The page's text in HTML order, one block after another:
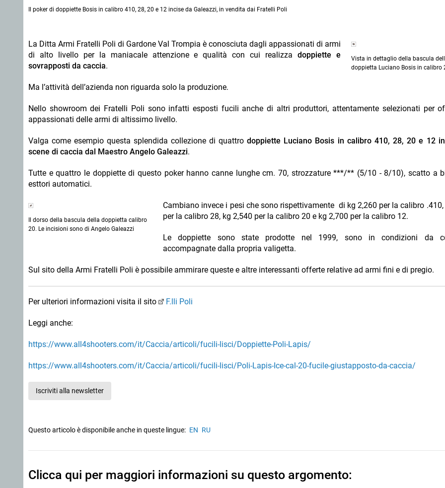
Il poker di doppiette Bosis in calibro 410, 28, 20 e 12 incise da Galeazzi, in vendita dai Fratelli Poli
Vista in dettaglio della bascula
doppietta Luciano Bosis in calibro
La Ditta Armi Fratelli Poli di Gardone Val Trompia è conosciuta dagli appassionati di armi
di alto livello per la maniacale attenzione e qualità con cui realizza doppiette e
sovrapposti da caccia.
Ma l’attività dell’azienda non riguarda solo la produzione.
Nello showroom dei Fratelli Poli sono infatti esposti fucili anche di altri produttori, attentamente selezionati per
appassionati delle armi di altissimo livello.
Valga come esempio questa splendida collezione di quattro doppiette Luciano Bosis in calibro 410, 28, 20 e 12
scene di caccia dal Maestro Angelo Galeazzi.
Tutte e quattro le doppiette di questo poker hanno canne lunghe cm. 70, strozzature ***/** (5/10 - 8/10), scatto a
esttori automatici.
Il dorso della bascula della doppietta calibro
20. Le incisioni sono di Angelo Galeazzi
Cambiano invece i pesi che sono rispettivamente di kg 2,260 per la calibro .410,
per la calibro 28, kg 2,540 per la calibro 20 e kg 2,700 per la calibro 12.
Le doppiette sono state prodotte nel 1999, sono in condizioni da
accompagnate dalla propria valigetta.
Sul sito della Armi Fratelli Poli è possibile ammirare queste e altre interessanti offerte relative ad armi fini e di pregio.
Per ulteriori informazioni visita il sito F.lli Poli
Leggi anche:
https://www.all4shooters.com/it/Caccia/articoli/fucili-lisci/Doppiette-Poli-Lapis/
https://www.all4shooters.com/it/Caccia/articoli/fucili-lisci/Poli-Lapis-Ice-cal-20-fucile-giustapposto-da-caccia/
Iscriviti alla newsletter
Questo articolo è disponibile anche in queste lingue: EN RU
Clicca qui per maggiori informazioni su questo argomento: